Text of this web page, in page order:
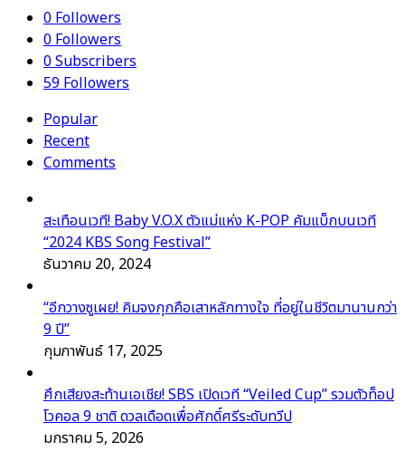
0Followers
0Followers
0Subscribers
59Followers
Popular
Recent
Comments
สะเทือนเวที! Baby V.O.X ตัวแม่แห่ง K-POP คัมแบ็กบนเวที
“2024 KBS Song Festival”
ธันวาคม 20, 2024
“อีกวางซูเผย! คิมจงกุกคือเสาหลักทางใจ ที่อยู่ในชีวิตมานานกว่า
9 ปี”
กุมภาพันธ์ 17, 2025
ศึกเสียงสะท้านเอเชีย! SBS เปิดเวที “Veiled Cup” รวมตัวท็อป
โวคอล 9 ชาติ ดวลเดือดเพื่อศักดิ์ศรีระดับทวีป
มกราคม 5, 2026